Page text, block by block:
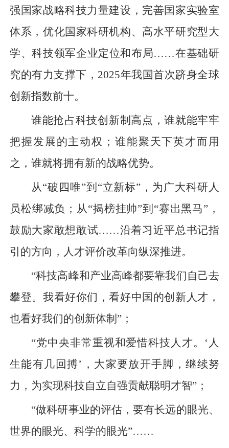
强国家战略科技力量建设，完善国家实验室
体系，优化国家科研机构、高水平研究型大
学、科技领军企业定位和布局……在基础研
究的有力支撑下，2025年我国首次跻身全球
创新指数前十。
谁能抢占科技创新制高点，谁就能牢牢
把握发展的主动权；谁能聚天下英才而用
之，谁就将拥有新的战略优势。
从“破四唯”到“立新标”，为广大科研人
员松绑减负；从“揭榜挂帅”到“赛出黑马”，
鼓励大家敢想敢试……沿着习近平总书记指
引的方向，人才评价改革向纵深推进。
“科技高峰和产业高峰都要靠我们自己去
攀登。我看好你们，看好中国的创新人才，
也看好我们的创新体制”；
“党中央非常重视和爱惜科技人才。‘人
生能有几回搏’，大家要放开手脚，继续努
力，为实现科技自立自强贡献聪明才智”；
“做科研事业的评估，要有长远的眼光、
世界的眼光、科学的眼光”……